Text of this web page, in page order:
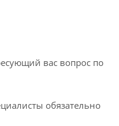
вас вопрос по
обязательно